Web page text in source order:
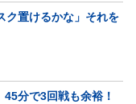
ク置けるかな」それを
45分で3回戦も余裕！